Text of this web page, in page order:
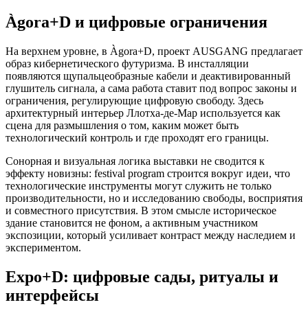
Àgora+D и цифровые ограничения
На верхнем уровне, в Àgora+D, проект AUSGANG предлагает
образ кибернетического футуризма. В инсталляции
появляются щупальцеобразные кабели и деактивированный
глушитель сигнала, а сама работа ставит под вопрос законы и
ограничения, регулирующие цифровую свободу. Здесь
архитектурный интерьер Ллотха-де-Мар используется как
сцена для размышления о том, каким может быть
технологический контроль и где проходят его границы.
Сонорная и визуальная логика выставки не сводится к
эффекту новизны: festival program строится вокруг идеи, что
технологические инструменты могут служить не только
производительности, но и исследованию свободы, восприятия
и совместного присутствия. В этом смысле историческое
здание становится не фоном, а активным участником
экспозиции, который усиливает контраст между наследием и
экспериментом.
Expo+D: цифровые сады, ритуалы и
интерфейсы